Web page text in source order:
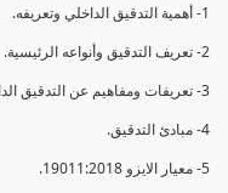
1- أهمية التدقيق الداخلي وتعريفه.
2- تعريف التدقيق وأنواعه الرئيسية.
3- تعريفات ومفاهيم عن التدقيق الداخلي.
4- مبادئ التدقيق.
5- معيار الايزو 19011:2018.